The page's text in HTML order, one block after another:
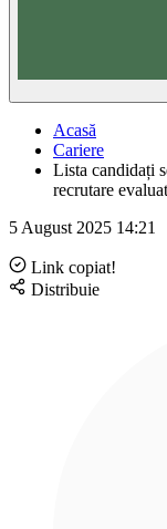
Acasă
Cariere
Lista candidați
recrutare
5 August 2025 14:21
Link copiat!
Distribuie